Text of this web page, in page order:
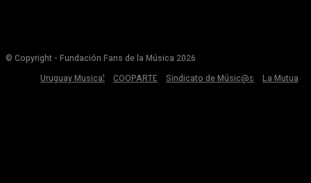
© Copyright - Fundación Fans de la Música 2026
Uruguay Musical
COOPARTE Sindicato de Músic@s La Mutua